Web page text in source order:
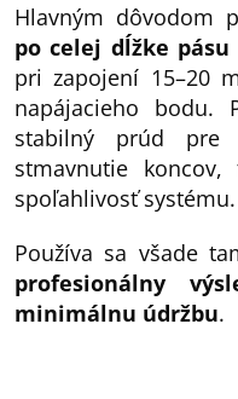
Hlavným dôvodom
po celej dĺžke
pri zapojení 15–20
napájacieho bodu.
stabilný prúd pre
stmavnutie
spoľahlivosť systému.
Používa sa všade
profesionálny
minimálnu údržbu.